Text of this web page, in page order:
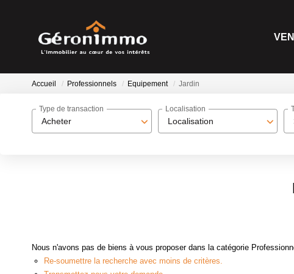
Accueil Professionnels Equipement Jardin
Acheter
Type de transaction
Localisation
Localisation
Nous n'avons pas de biens à vous proposer dans la catégorie
Re-soumettre la recherche avec moins de critères.